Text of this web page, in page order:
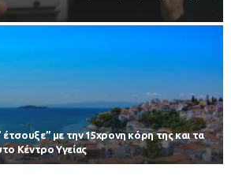
με την 15χρονη κόρη της και τα
Κέντρο Υγείας